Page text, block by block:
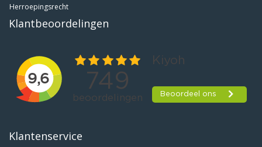
Herroepingsrecht
Klantbeoordelingen
Klantenservice